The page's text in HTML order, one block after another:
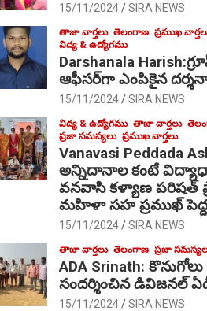
15/11/2024 SIRA NEWS
తాజా వార్తలు తెలంగాణ ప్రముఖ
విద్య & ఉద్యోగము
Darshanala
ఆఫీసర్‌గా ఎంపికైన
15/11/2024 SIRA NEWS
విద్య & ఉద్యోగము తాజా వార్తలు
ప్రజా సమస్యలు ప్రముఖ వార్తలు
Vanavasi Peddada
అన్నిదానాల కంటే
వనవాసి కళ్యాణ పరిషత్
మహిళా సహ ప్రముఖ్
15/11/2024 SIRA NEWS
తాజా వార్తలు తెలంగాణ ప్రజా
ADA Srinath: కొనుగోలు
సంద‌ర్శించిన డివిజనల్
15/11/2024 SIRA NEWS